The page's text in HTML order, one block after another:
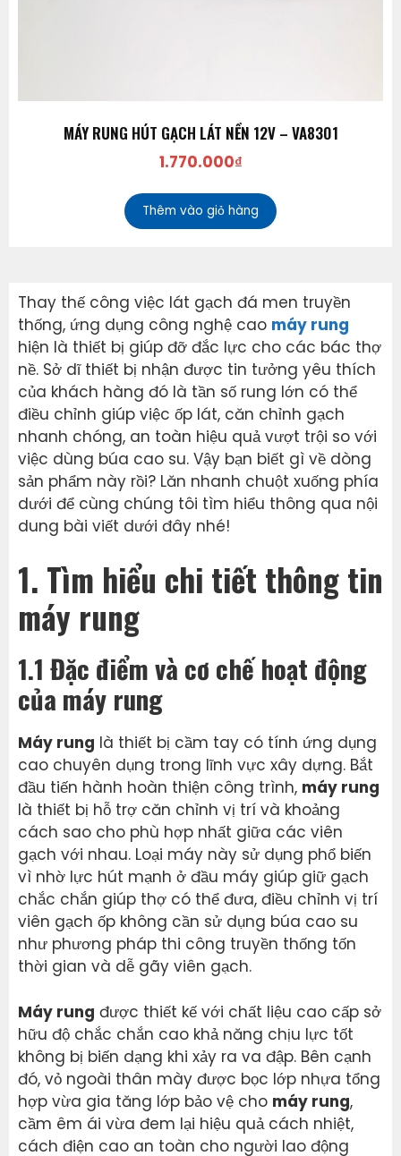
MÁY RUNG HÚT GẠCH LÁT NỀN 12V – VA8301
1.770.000₫
Thêm vào giỏ hàng
Thay thế công việc lát gạch đá men truyền
thống, ứng dụng công nghệ cao máy rung
hiện là thiết bị giúp đỡ đắc lực cho các bác thợ
nề. Sở dĩ thiết bị nhận được tin tưởng yêu thích
của khách hàng đó là tần số rung lớn có thể
điều chỉnh giúp việc ốp lát, căn chỉnh gạch
nhanh chóng, an toàn hiệu quả vượt trội so với
việc dùng búa cao su. Vậy bạn biết gì về dòng
sản phẩm này rồi? Lăn nhanh chuột xuống phía
dưới để cùng chúng tôi tìm hiểu thông qua nội
dung bài viết dưới đây nhé!
1. Tìm hiểu chi tiết thông tin
máy rung
1.1 Đặc điểm và cơ chế hoạt động
của máy rung
Máy rung là thiết bị cầm tay có tính ứng dụng
cao chuyên dụng trong lĩnh vực xây dựng. Bắt
đầu tiến hành hoàn thiện công trình, máy rung
là thiết bị hỗ trợ căn chỉnh vị trí và khoảng
cách sao cho phù hợp nhất giữa các viên
gạch với nhau. Loại máy này sử dụng phổ biến
vì nhờ lực hút mạnh ở đầu máy giúp giữ gạch
chắc chắn giúp thợ có thể đưa, điều chỉnh vị trí
viên gạch ốp không cần sử dụng búa cao su
như phương pháp thi công truyền thống tốn
thời gian và dễ gãy viên gạch.
Máy rung được thiết kế với chất liệu cao cấp sở
hữu độ chắc chắn cao khả năng chịu lực tốt
không bị biến dạng khi xảy ra va đập. Bên cạnh
đó, vỏ ngoài thân mày được bọc lớp nhựa tổng
hợp vừa gia tăng lớp bảo vệ cho máy rung,
cầm êm ái vừa đem lại hiệu quả cách nhiệt,
cách điện cao an toàn cho người lao động